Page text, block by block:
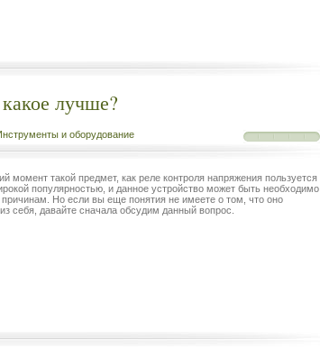
лучше?
и оборудование
момент такой предмет, как реле контроля напряжения пользуется
популярностью, и данное устройство может быть необходимо
Но если вы еще понятия не имеете о том, что оно
себя, давайте сначала обсудим данный вопрос.